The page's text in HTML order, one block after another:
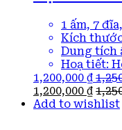
1 ấm, 7
Kích thước
Dung tích
Hoạ tiết:
1,200,000 ₫
1,200,000 ₫
Add to wishlist